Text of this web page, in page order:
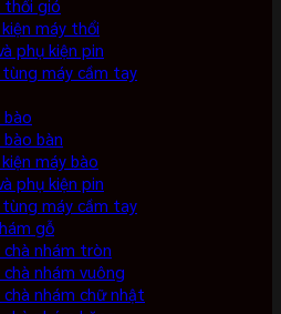
thổi gió
kiện máy thổi
phụ kiện pin
tùng máy cầm tay
bào
bào bàn
máy bào
phụ kiện pin
tùng máy cầm tay
gỗ
chà nhám tròn
chà nhám vuông
chà nhám chữ nhật